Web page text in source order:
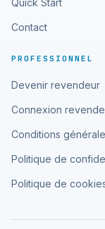
Quick Start
Contact
PROFESSIONNEL
Devenir revendeur
Connexion
Conditions
Politique de
Politique de